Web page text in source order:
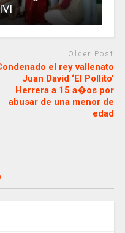
Older Post
el rey vallenato
Juan David ‘El Pollito’
Herrera a 15 a�os por
abusar de una menor de
edad